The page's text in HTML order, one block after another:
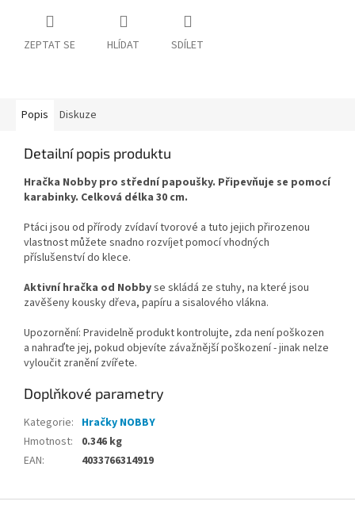
ZEPTAT SE HLÍDAT SDÍLET
Popis Diskuze
Detailní popis produktu
Hračka Nobby pro střední papoušky. Připevňuje se pomocí
karabinky. Celková délka 30 cm.
Ptáci jsou od přírody zvídaví tvorové a tuto jejich přirozenou
vlastnost můžete snadno rozvíjet pomocí vhodných
příslušenství do klece.
Aktivní hračka od Nobbyse skládá ze stuhy, na které jsou
zavěšeny kousky dřeva, papíru a sisalového vlákna.
Upozornění: Pravidelně produkt kontrolujte, zda není poškozen
a nahraďte jej, pokud objevíte závažnější poškození - jinak nelze
vyloučit zranění zvířete.
Doplňkové parametry
Kategorie: Hračky NOBBY
Hmotnost:
0.346 kg
EAN: 4033766314919